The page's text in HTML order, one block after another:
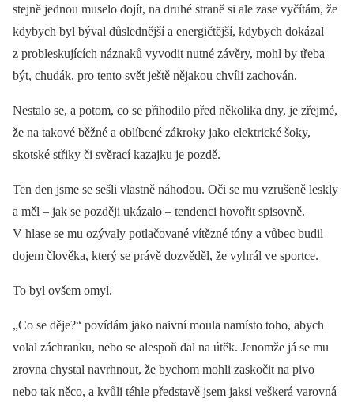
stejně jednou muselo dojít, na druhé straně si ale zase vyčítám, že
kdybych byl býval důslednější a energičtější, kdybych dokázal
z probleskujících náznaků vyvodit nutné závěry, mohl by třeba
být, chudák, pro tento svět ještě nějakou chvíli zachován.
Nestalo se, a potom, co se přihodilo před několika dny, je zřejmé,
že na takové běžné a oblíbené zákroky jako elektrické šoky,
skotské střiky či svěrací kazajku je pozdě.
Ten den jsme se sešli vlastně náhodou. Oči se mu vzrušeně leskly
a měl –⁠ jak se později ukázalo –⁠ tendenci hovořit spisovně.
V hlase se mu ozývaly potlačované vítězné tóny a vůbec budil
dojem člověka, který se právě dozvěděl, že vyhrál ve sportce.
To byl ovšem omyl.
„Co se děje?“ povídám jako naivní moula namísto toho, abych
volal záchranku, nebo se alespoň dal na útěk. Jenomže já se mu
zrovna chystal navrhnout, že bychom mohli zaskočit na pivo
nebo tak něco, a kvůli téhle představě jsem jaksi veškerá varovná